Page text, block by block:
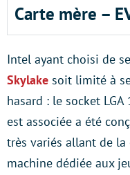
Carte mère –
Intel ayant choisi de
Skylake soit limité à
hasard : le socket
est associée a été
très variés allant de
machine dédiée aux